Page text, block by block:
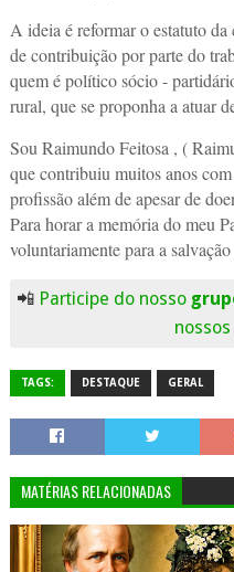
A ideia é reformar o estatuto da
de contribuição por parte do
quem é político sócio -
rural, que se proponha a atuar
Sou Raimundo Feitosa , (
que contribuiu muitos anos
profissão além de apesar de
Para horar a memória do meu
voluntariamente para a
📲 Participe do nosso
TAGS: DESTAQUE GERAL
MATÉRIAS RELACIONADAS